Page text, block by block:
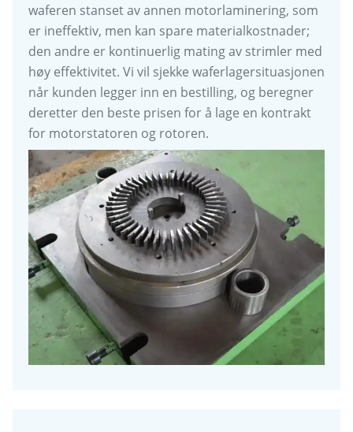
waferen stanset av annen motorlaminering, som
er ineffektiv, men kan spare materialkostnader;
den andre er kontinuerlig mating av strimler med
høy effektivitet. Vi vil sjekke waferlagersituasjonen
når kunden legger inn en bestilling, og beregner
deretter den beste prisen for å lage en kontrakt
for motorstatoren og rotoren.